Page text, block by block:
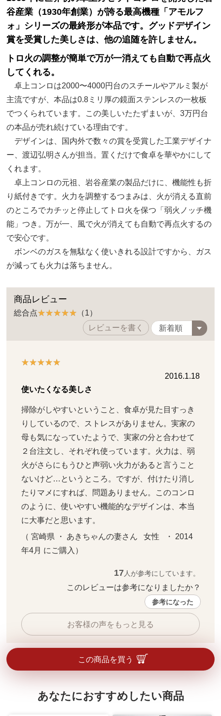
谷産業（1930年創業）が誇る最高機種「アモルフ
ォ」シリーズの最終形が本品です。グッドデザイン
賞を受賞した美しさは、他の追随を許しません。
トロ火の調整が簡単で万が一消えても自動で再点火
してくれる。
卓上コンロは2000〜4000円台のスチールやアルミ製が
主流ですが、本品は0.8ミリ厚の鏡面ステンレスの一枚板
でつくられています。この美しいたたずまいが、3万円台
の本品が売れ続けている理由です。
デザインは、国内外で数々の賞を受賞した工業デザイナ
ー、渡辺弘明さんが担当。置くだけで食卓を華やかにして
くれます。
卓上コンロの元祖、岩谷産業の製品だけに、機能性も折
り紙付きです。火力を調整するつまみは、火が消える直前
のところでカチッと停止してトロ火を保つ「弱火ノッチ機
能」つき。万が一、風で火が消えても自動で再点火するの
で安心です。
ボンベのガスを無駄なく使いきれる設計ですから、ガス
が減っても火力は落ちません。
商品レビュー
総合点
（1）
レビューを書く
2016.1.18
使いたくなる美しさ
掃除がしやすいということ、食卓が見た目すっき
りしているので、ストレスがありません。実家の
母も気になっていたようで、実家の分と合わせて
２台注文し、それぞれ使っています。火力は、弱
火がさらにもうひと声弱い火力があると言うこと
ないけど…というところ。ですが、付けたり消し
たりマメにすれば、問題ありません。このコンロ
のように、使いやすい機能的なデザインは、本当
に大事だと思います。
（ 宮崎県 ・ あきちゃんの妻さん   女性   ・ 2014
年4月 にご購入）
17人が参考にしています。
このレビューは参考になりましたか？
参考になった
お客様の声をもっと見る
この商品を買う
あなたにおすすめしたい商品